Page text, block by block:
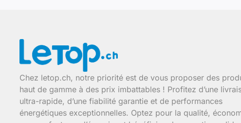
Chez letop.ch, notre priorité est de vous proposer des
haut de gamme à des prix imbattables ! Profitez d’une
ultra-rapide, d’une fiabilité garantie et de performances
énergétiques exceptionnelles. Optez pour la qualité,